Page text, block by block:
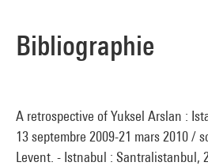
Bibliographie
A retrospective of Yuksel Arslan :
13 septembre 2009-21 mars 2010 /
Levent. - Istnabul : Santralistanbul,